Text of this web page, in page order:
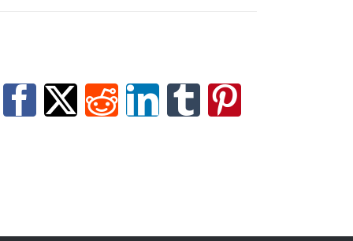
Facebook
X RedditLinkedIn
TumblrPinterest